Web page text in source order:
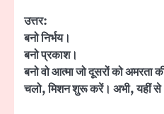
उत्तर:
बनो निर्भय।
बनो प्रकाश।
बनो वो आत्मा जो दूसरों को अमरता
चलो, मिशन शुरू करें। अभी, यहीं